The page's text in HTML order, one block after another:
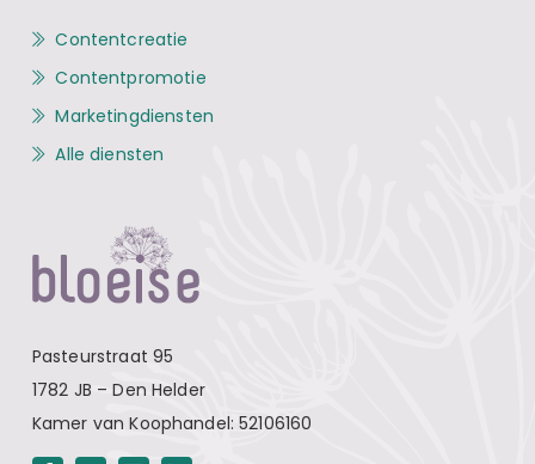
Pasteurstraat 95
1782 JB – Den Helder
Kamer van Koophandel: 52106160
Contentcreatie
Contentpromotie
Marketingdiensten
Alle diensten